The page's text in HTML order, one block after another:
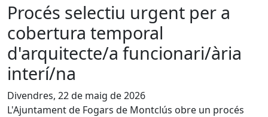
Procés selectiu urgent per a
cobertura temporal
d'arquitecte/a funcionari/ària
interí/na
Divendres, 22 de maig de 2026
L'Ajuntament de Fogars de Montclús obre un procés